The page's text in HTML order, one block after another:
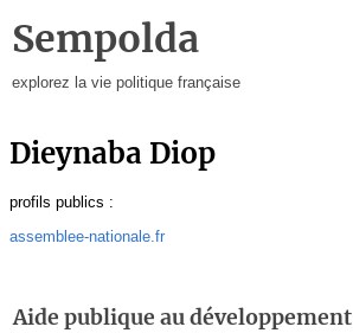
Sempolda
explorez la vie politique française
Dieynaba Diop
profils publics :
assemblee-nationale.fr
Aide publique au développement